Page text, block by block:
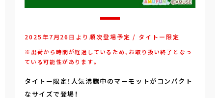
2025年7月26日より順次登場予定 / タイトー限定
※出荷から時間が経過しているため、お取り扱い終了となっ
ている可能性があります。
タイトー限定！人気沸騰中のマーモットがコンパクト
なサイズで登場！